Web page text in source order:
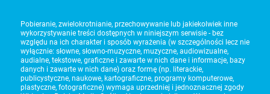
Pobieranie, zwielokrotnianie, przechowywanie lub jakiekolwiek inne
wykorzystywanie treści dostępnych w niniejszym serwisie - bez
względu na ich charakter i sposób wyrażenia (w szczególności lecz nie
wyłącznie: słowne, słowno-muzyczne, muzyczne, audiowizualne,
audialne, tekstowe, graficzne i zawarte w nich dane i informacje, bazy
danych i zawarte w nich dane) oraz formę (np. literackie,
publicystyczne, naukowe, kartograficzne, programy komputerowe,
plastyczne, fotograficzne) wymaga uprzedniej i jednoznacznej zgody